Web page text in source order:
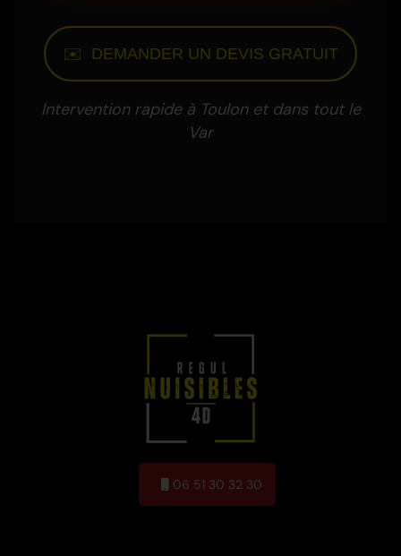
✉️ DEMANDER UN DEVIS GRATUIT
Intervention rapide à Toulon et dans tout le
Var
06 51 30 32 30